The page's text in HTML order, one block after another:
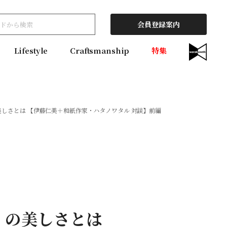
会員登録案内
Lifestyle Craftsmanship 特集
さとは 【伊藤仁美＋和紙作家・ハタノワタル 対談】前編
美しさとは